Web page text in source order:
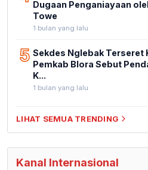
Dugaan Penganiayaan
Towe
1 bulan yang lalu
5 Sekdes Nglebak Terseret
Pemkab Blora Sebut
K...
1 bulan yang lalu
LIHAT SEMUA TRENDING
Kanal Internasional